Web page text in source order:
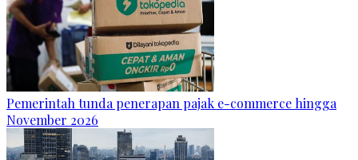
Pemerintah tunda penerapan pajak e-commerce hingga
November 2026